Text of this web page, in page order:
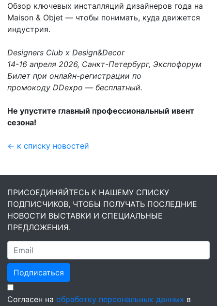
Обзор ключевых инсталляций дизайнеров года на
Maison & Objet — чтобы понимать, куда движется
индустрия.
Designers Club х Design&Decor
14-16 апреля 2026, Санкт-Петербург, Экспофорум
Билет при онлайн-регистрации по
промокоду DDexpo — бесплатный.
Не упустите главный профессиональный ивент
сезона!
← к списку новостей
ПРИСОЕДИНЯЙТЕСЬ К НАШЕМУ СПИСКУ
ПОДПИСЧИКОВ, ЧТОБЫ ПОЛУЧАТЬ ПОСЛЕДНИЕ
НОВОСТИ ВЫСТАВКИ И СПЕЦИАЛЬНЫЕ
ПРЕДЛОЖЕНИЯ.
Подписаться
Согласен на обработку персональных данных в